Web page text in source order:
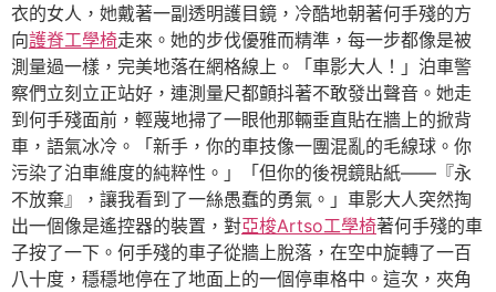
衣的女人，她戴著一副透明護目鏡，冷酷地朝著何手殘的方
向護脊工學椅走來。她的步伐優雅而精準，每一步都像是被
測量過一樣，完美地落在網格線上。「車影大人！」泊車警
察們立刻立正站好，連測量尺都顫抖著不敢發出聲音。她走
到何手殘面前，輕蔑地掃了一眼他那輛垂直貼在牆上的掀背
車，語氣冰冷。「新手，你的車技像一團混亂的毛線球。你
污染了泊車維度的純粹性。」「但你的後視鏡貼紙——『永
不放棄』，讓我看到了一絲愚蠢的勇氣。」車影大人突然掏
出一個像是遙控器的裝置，對亞梭Artso工學椅著何手殘的車
子按了一下。何手殘的車子從牆上脫落，在空中旋轉了一百
八十度，穩穩地停在了地面上的一個停車格中。這次，夾角